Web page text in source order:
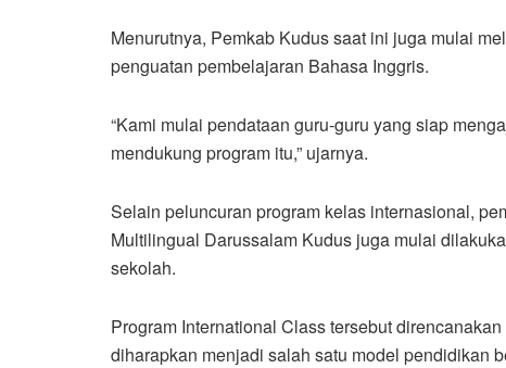
Menurutnya, Pemkab Kudus saat ini juga mulai
penguatan pembelajaran Bahasa Inggris.
“Kami mulai pendataan guru-guru yang siap
mendukung program itu,” ujarnya.
Selain peluncuran program kelas internasional,
Multilingual Darussalam Kudus juga mulai
sekolah.
Program International Class tersebut
diharapkan menjadi salah satu model pendidikan